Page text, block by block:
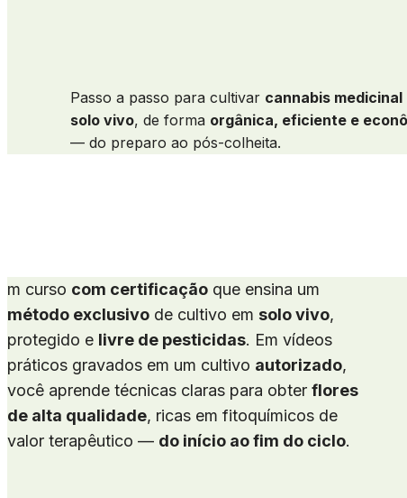
Passo a passo para cultivar cannabis medicinal
solo vivo, de forma orgânica, eficiente e
— do preparo ao pós-colheita.
m curso com certificação que ensina um
método exclusivo de cultivo em solo vivo,
protegido e livre de pesticidas. Em vídeos
práticos gravados em um cultivo autorizado,
você aprende técnicas claras para obter flores
de alta qualidade, ricas em fitoquímicos de
valor terapêutico — do início ao fim do ciclo.